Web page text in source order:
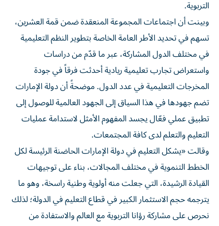
التربوية.
وبينت أن اجتماعات المجموعة المنعقدة ضمن قمة العشرين،
تسهم في تحديد الأطر العامة الخاصة بتطوير النظم التعليمية
في مختلف الدول المشاركة، عبر ما قدّم من دراسات
واستعراض تجارب تعليمية ريادية أحدثت فرقاً في جودة
المخرجات التعليمية في عدد الدول. موضحةً أن دولة الإمارات
تضم جهودها في هذا السياق إلى الجهود العالمية للوصول إلى
تطبيق عملي فعّال يجسد المفهوم الأمثل لاستدامة عمليات
التعليم والتعلم لدى كافة المجتمعات.
وقالت «يشكل التعليم في دولة الإمارات الحاضنة الرئيسة لكل
الخطط التنموية في مختلف المجالات، بناء على توجيهات
القيادة الرشيدة، التي جعلت منه أولوية وطنية راسخة، وهو ما
يترجمه حجم الاستثمار الكبير في قطاع التعليم في الدولة؛ لذلك
نحرص على مشاركة رؤانا التربوية مع العالم والاستفادة من